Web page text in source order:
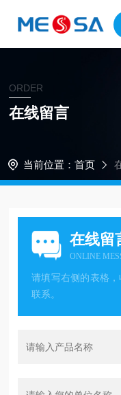
ORDER
在线留言
当前位置： 首页
在线留
ONLINE
请填写右侧的表格
联系。